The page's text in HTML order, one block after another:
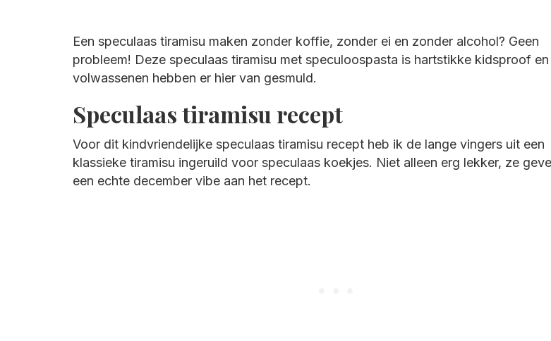
site
Een speculaas tiramisu maken zonder koffie, zonder ei en zonder alcohol? Geen
probleem! Deze speculaas tiramisu met speculoospasta is hartstikke kidsproof
volwassenen hebben er hier van gesmuld.
Speculaas tiramisu recept
Voor dit kindvriendelijke speculaas tiramisu recept heb ik de lange vingers uit een
klassieke tiramisu ingeruild voor speculaas koekjes. Niet alleen erg lekker, ze
een echte december vibe aan het recept.